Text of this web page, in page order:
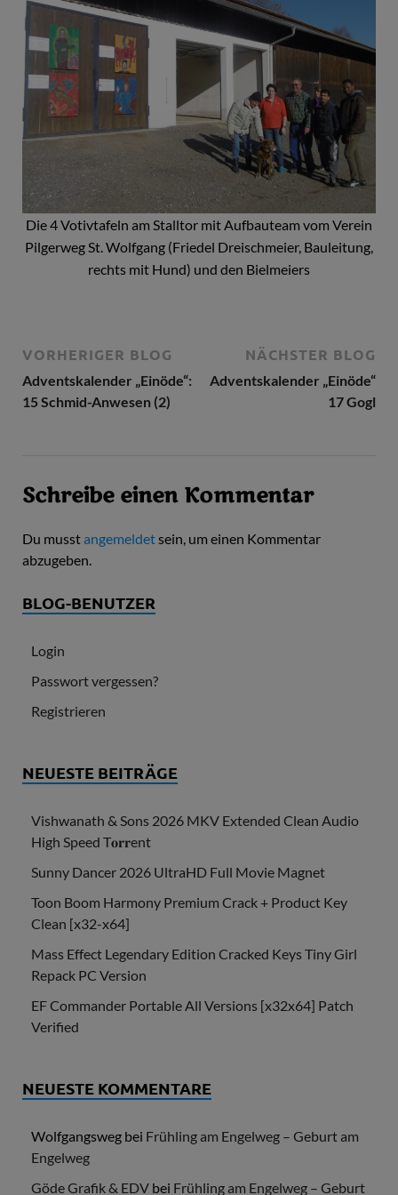
Die 4 Votivtafeln am Stalltor mit Aufbauteam vom Verein
Pilgerweg St. Wolfgang (Friedel Dreischmeier, Bauleitung,
rechts mit Hund) und den Bielmeiers
VORHERIGER BLOG
Adventskalender „Einöde“:
15 Schmid-Anwesen (2)
NÄCHSTER BLOG
Adventskalender „Einöde“
17 Gogl
Schreibe einen Kommentar
Du musstangemeldetsein, um einen Kommentar
abzugeben.
BLOG-BENUTZER
Login
Passwort vergessen?
Registrieren
NEUESTE BEITRÄGE
Vishwanath & Sons 2026 MKV Extended Clean Audio
High Speed T𝐨𝐫𝐫ent
Sunny Dancer 2026 UltraHD Full Movie Magnet
Toon Boom Harmony Premium Crack + Product Key
Clean [x32-x64]
Mass Effect Legendary Edition Cracked Keys Tiny Girl
Repack PC Version
EF Commander Portable All Versions [x32x64] Patch
Verified
NEUESTE KOMMENTARE
Wolfgangsweg bei Frühling am Engelweg – Geburt am
Engelweg
Göde Grafik & EDV bei Frühling am Engelweg – Geburt